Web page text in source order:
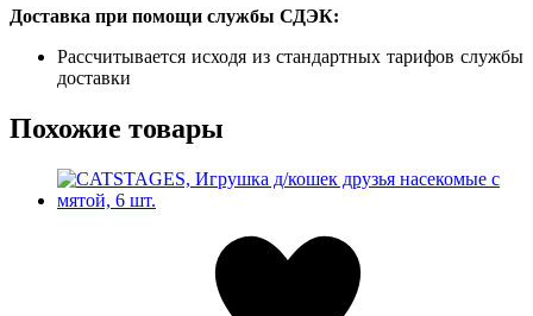
Доставка при помощи службы СДЭК:
Рассчитывается исходя из стандартных тарифов службы
доставки
Похожие товары